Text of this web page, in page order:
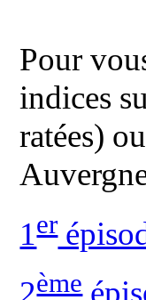
Pour
indices
ratées)
1er
2ème